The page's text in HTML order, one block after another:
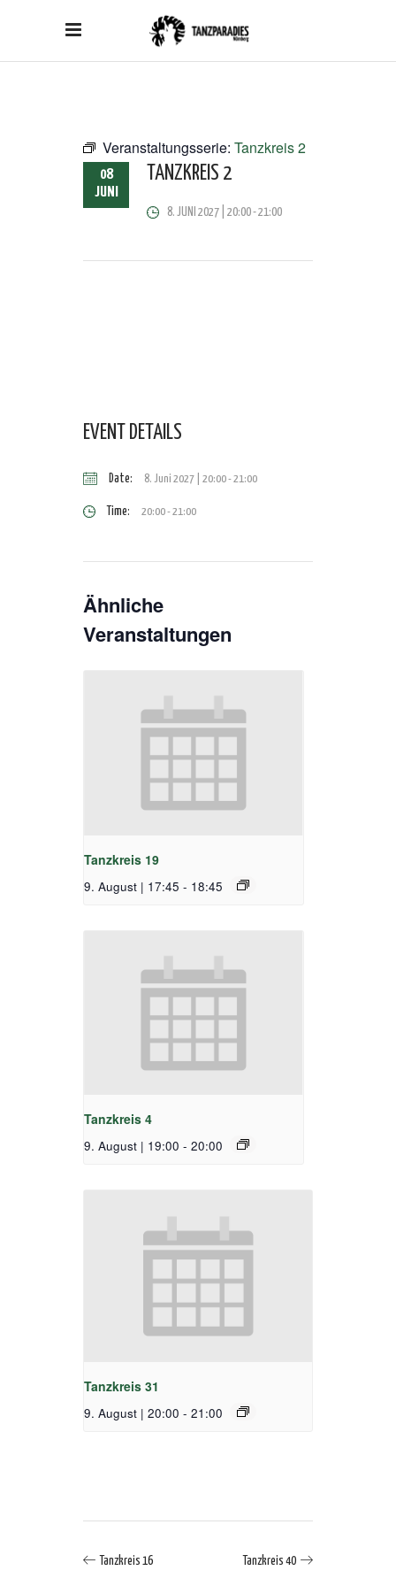
Veranstaltungsserie: Tanzkreis 2
08
JUNI
TANZKREIS 2
8. JUNI 2027 | 20:00-21:00
EVENT DETAILS
Date: 8. Juni 2027 | 20:00-21:00
Time: 20:00 - 21:00
Ähnliche
Veranstaltungen
Tanzkreis 19
9. August | 17:45 - 18:45
Tanzkreis 4
9. August | 19:00 - 20:00
Tanzkreis 31
9. August | 20:00 - 21:00
Tanzkreis 16 Tanzkreis 40